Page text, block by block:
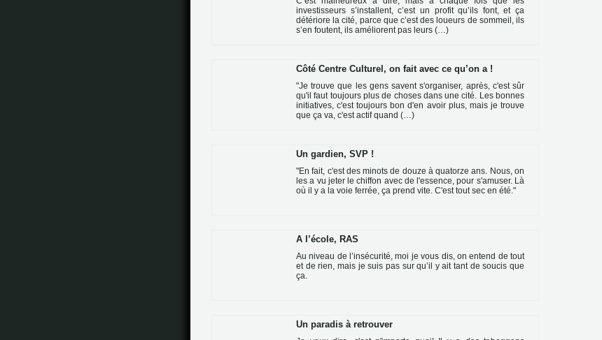
investisseurs s’installent, c’est un profit qu’ils font, et ça
détériore la cité, parce que c’est des loueurs de sommeil, ils
s’en foutent, ils améliorent pas leurs (…)
Côté Centre Culturel, on fait avec ce qu’on a !
"Je trouve que les gens savent s'organiser, après, c'est sûr
qu'il faut toujours plus de choses dans une cité. Les bonnes
initiatives, c'est toujours bon d'en avoir plus, mais je trouve
que ça va, c'est actif quand (…)
Un gardien, SVP !
"En fait, c'est des minots de douze à quatorze ans. Nous, on
les a vu jeter le chiffon avec de l'essence, pour s'amuser. Là
où il y a la voie ferrée, ça prend vite. C'est tout sec en été."
A l’école, RAS
Au niveau de l’insécurité, moi je vous dis, on entend de tout
et de rien, mais je suis pas sur qu’il y ait tant de soucis que
ça.
Un paradis à retrouver